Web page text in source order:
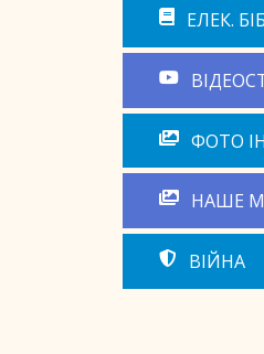
ЕЛЕК.
ФОТО
НАШЕ
ВІЙНА